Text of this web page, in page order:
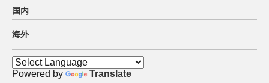
国内
海外
Powered by Translate